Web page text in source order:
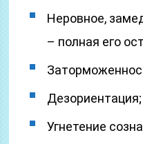
Неровное,
– полная его
Дезориентация;
Угнетение